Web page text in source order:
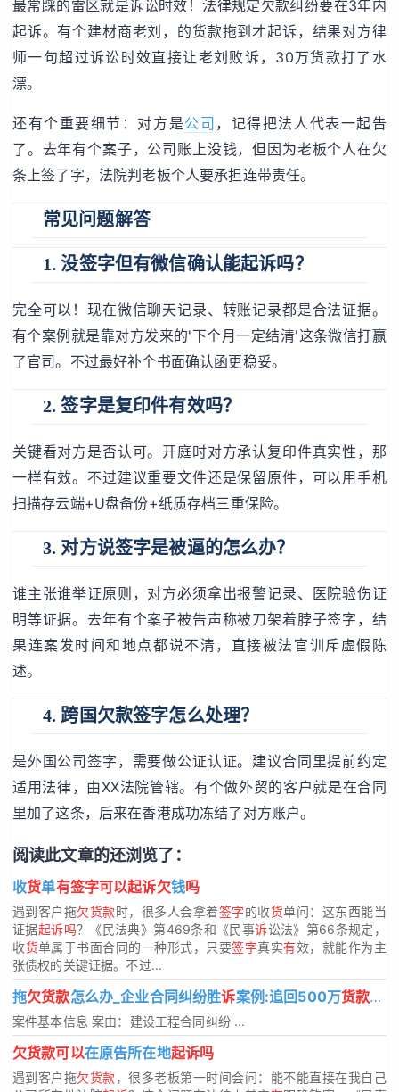
最常踩的雷区就是诉讼时效！法律规定欠款纠纷要在3年内
起诉。有个建材商老刘，的货款拖到才起诉，结果对方律
师一句超过诉讼时效直接让老刘败诉，30万货款打了水
漂。
还有个重要细节：对方是公司 ，记得把法人代表一起告
了。去年有个案子，公司账上没钱，但因为老板个人在欠
条上签了字，法院判老板个人要承担连带责任。
常见问题解答
1. 没签字但有微信确认能起诉吗？
完全可以！现在微信聊天记录、转账记录都是合法证据。
有个案例就是靠对方发来的'下个月一定结清'这条微信打赢
了官司。不过最好补个书面确认函更稳妥。
2. 签字是复印件有效吗？
关键看对方是否认可。开庭时对方承认复印件真实性，那
一样有效。不过建议重要文件还是保留原件，可以用手机
扫描存云端+U盘备份+纸质存档三重保险。
3. 对方说签字是被逼的怎么办？
谁主张谁举证原则，对方必须拿出报警记录、医院验伤证
明等证据。去年有个案子被告声称被刀架着脖子签字，结
果连案发时间和地点都说不清，直接被法官训斥虚假陈
述。
4. 跨国欠款签字怎么处理？
是外国公司签字，需要做公证认证。建议合同里提前约定
适用法律，由XX法院管辖。有个做外贸的客户就是在合同
里加了这条，后来在香港成功冻结了对方账户。
阅读此文章的还浏览了：
收货单有签字可以起诉欠钱吗
遇到客户拖欠货款时，很多人会拿着签字的收货单问：这东西能当
证据起诉吗？《民法典》第469条和《民事诉讼法》第66条规定，
收货单属于书面合同的一种形式，只要签字真实有效，就能作为主
张债权的关键证据。不过...
拖欠货款怎么办_企业合同纠纷胜诉案例:追回500万货款+违
案件基本信息 案由：建设工程合同纠纷 ...
欠货款可以在原告所在地起诉吗
遇到客户拖欠货款，很多老板第一时间会问：能不能直接在我自己